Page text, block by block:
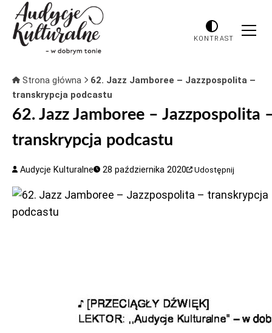
KONTRAST
Strona główna
62. Jazz Jamboree – Jazzpospolita –
transkrypcja podcastu
62. Jazz Jamboree – Jazzpospolita
transkrypcja podcastu
Audycje Kulturalne 28 października 2020 Udostępnij